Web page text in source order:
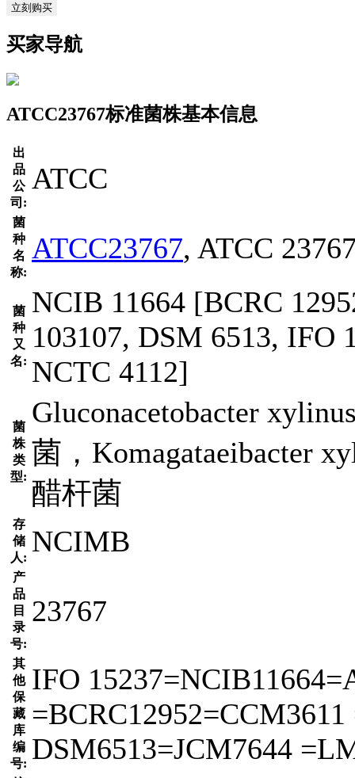
立刻购买
买家导航
ATCC23767标准菌株基本信息
出
品
公
司:
ATCC
菌
种
名
称:
ATCC23767, ATCC
菌
种
又
名:
NCIB 11664 [BCRC
103107, DSM 6513, IFO
NCTC 4112]
菌
株
类
型:
Gluconacetobacter
菌，Komagataeibacter
醋杆菌
存
储
人: NCIMB
产
品
目
录
号:
23767
其
他
保
藏
库
编
号:
IFO
DSM6513=JCM7644